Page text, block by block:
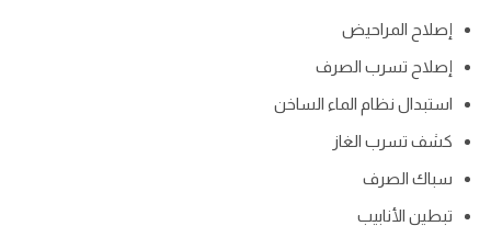
إصلاح المراحيض
إصلاح تسرب الصرف
استبدال نظام الماء الساخن
كشف تسرب الغاز
سباك الصرف
تبطين الأنابيب